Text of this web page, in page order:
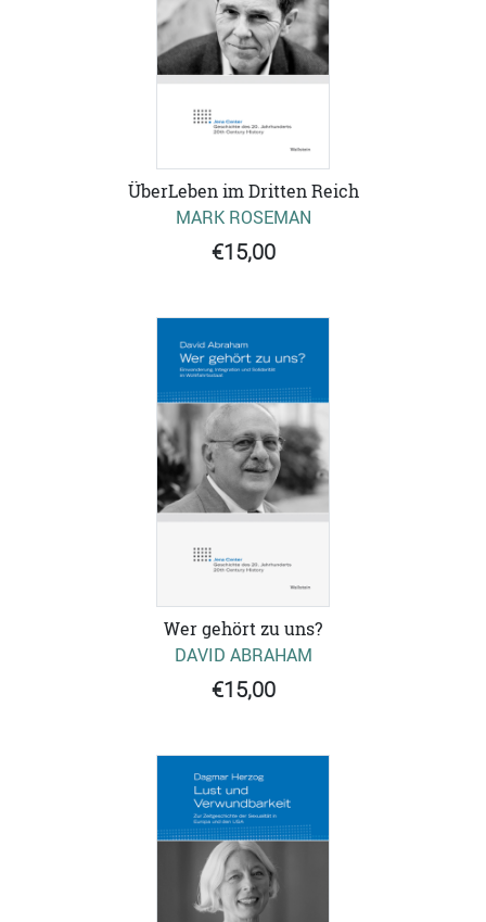
ÜberLeben im Dritten Reich
MARK ROSEMAN
€15,00
Wer gehört zu uns?
DAVID ABRAHAM
€15,00